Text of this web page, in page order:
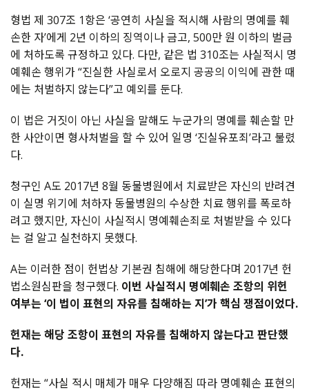
형법 제 307조 1항은 ‘공연히 사실을 적시해 사람의 명예를 훼
손한 자’에게 2년 이하의 징역이나 금고, 500만 원 이하의 벌금
에 처하도록 규정하고 있다. 다만, 같은 법 310조는 사실적시 명
예훼손 행위가 “진실한 사실로서 오로지 공공의 이익에 관한 때
에는 처벌하지 않는다”고 예외를 둔다.
이 법은 거짓이 아닌 사실을 말해도 누군가의 명예를 훼손할 만
한 사안이면 형사처벌을 할 수 있어 일명 ‘진실유포죄’라고 불렸
다.
청구인 A도 2017년 8월 동물병원에서 치료받은 자신의 반려견
이 실명 위기에 처하자 동물병원의 수상한 치료 행위를 폭로하
려고 했지만, 자신이 사실적시 명예훼손죄로 처벌받을 수 있다
는 걸 알고 실천하지 못했다.
A는 이러한 점이 헌법상 기본권 침해에 해당한다며 2017년 헌
법소원심판을 청구했다. 이번 사실적시 명예훼손 조항의 위헌
여부는 ‘이 법이 표현의 자유를 침해하는 지’가 핵심 쟁점이었다.
헌재는 해당 조항이 표현의 자유를 침해하지 않는다고 판단했
다.
헌재는 “사실 적시 매체가 매우 다양해짐 따라 명예훼손 표현의